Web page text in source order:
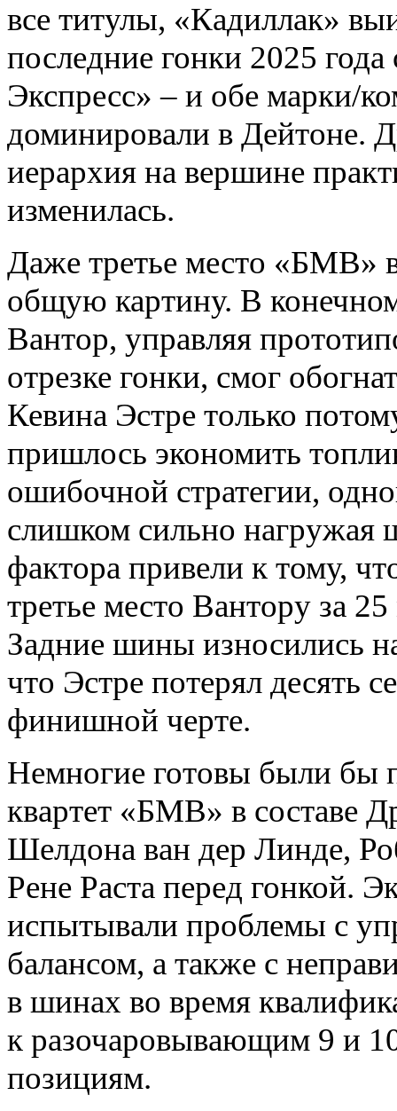
все титулы, «Кадиллак»
последние гонки 2025
Экспресс» – и обе марки/
доминировали в Дейтоне.
иерархия на вершине
изменилась.
Даже третье место «БМВ»
общую картину. В
Вантор, управляя
отрезке гонки, смог
Кевина Эстре только
пришлось экономить
ошибочной стратегии,
слишком сильно
фактора привели к тому,
третье место Вантору за
Задние шины износились
что Эстре потерял десять
финишной черте.
Немногие готовы были бы
квартет «БМВ» в составе
Шелдона ван дер Линде,
Рене Раста перед гонкой.
испытывали проблемы с
балансом, а также с
в шинах во время
к разочаровывающим 9 и
позициям.